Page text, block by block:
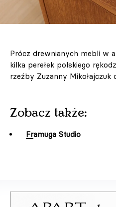
Prócz drewnianych mebli w
kilka perełek polskiego
rzeźby Zuzanny Mikołajczuk
Zobacz także:
Framuga Studio